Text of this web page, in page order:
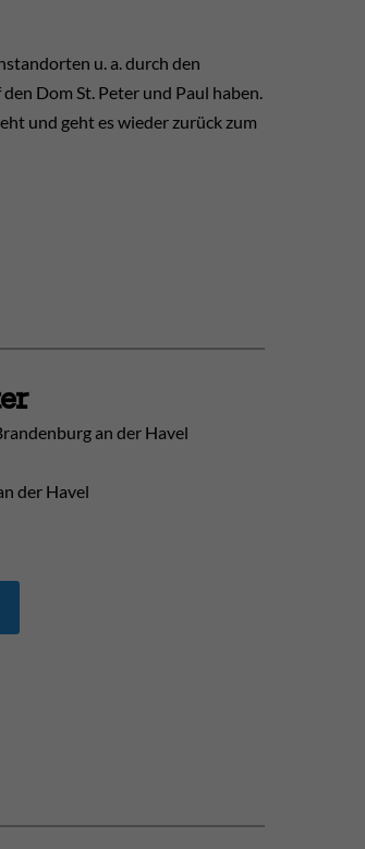
u. a. durch den
Dom St. Peter und Paul haben.
und geht es wieder zurück zum
an der Havel
der Havel